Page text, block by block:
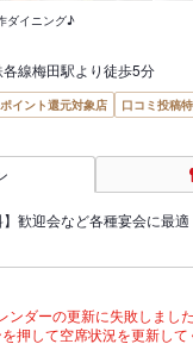
ダイニング♪
線梅田駅より徒歩5分
イント還元対象店
口コミ投稿
】歓迎会など各種宴会に最
ンダーの更新に失敗しました
押して空席状況を更新して